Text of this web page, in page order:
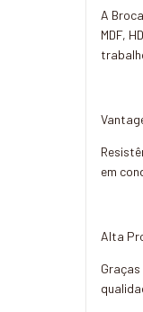
A
MDF,
em
Alta